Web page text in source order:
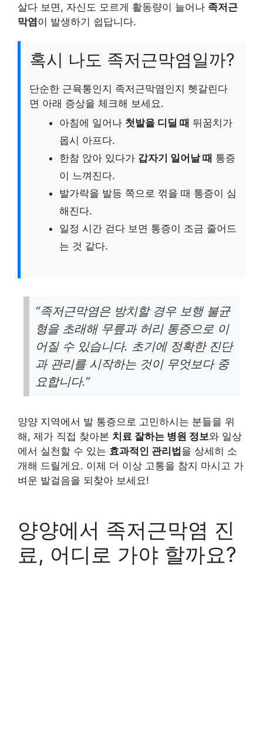
살다 보면, 자신도 모르게 활동량이 늘어나 족저근
막염이 발생하기 쉽답니다.
혹시 나도 족저근막염일까?
단순한 근육통인지 족저근막염인지 헷갈린다
면 아래 증상을 체크해 보세요.
아침에 일어나 첫발을 디딜 때 뒤꿈치가
몹시 아프다.
한참 앉아 있다가 갑자기 일어날 때 통증
이 느껴진다.
발가락을 발등 쪽으로 꺾을 때 통증이 심
해진다.
일정 시간 걷다 보면 통증이 조금 줄어드
는 것 같다.
“족저근막염은 방치할 경우 보행 불균
형을 초래해 무릎과 허리 통증으로 이
어질 수 있습니다. 초기에 정확한 진단
과 관리를 시작하는 것이 무엇보다 중
요합니다.”
양양 지역에서 발 통증으로 고민하시는 분들을 위
해, 제가 직접 찾아본 치료 잘하는 병원 정보와 일상
에서 실천할 수 있는 효과적인 관리법을 상세히 소
개해 드릴게요. 이제 더 이상 고통을 참지 마시고 가
벼운 발걸음을 되찾아 보세요!
양양에서 족저근막염 진
료, 어디로 가야 할까요?